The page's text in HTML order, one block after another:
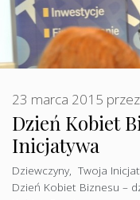
Dzień Kobiet
Inicjatywa
23 marca 2015 przez
Dziewczyny, Twoja
Dzień Kobiet Biznesu –